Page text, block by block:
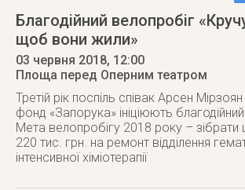
Благодійний велопробіг
щоб вони жили»
03 червня 2018, 12:00
Площа перед Оперним театром
Третій рік поспіль співак Арсен
фонд «Запорука» ініціюють
Мета велопробігу 2018 року –
220 тис. грн. на ремонт відділення
інтенсивної хіміотерапії